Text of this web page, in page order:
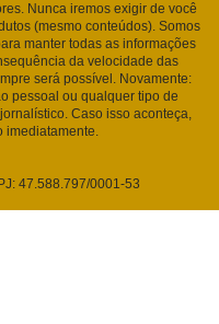
Nunca iremos exigir de você
(mesmo conteúdos). Somos
manter todas as informações
da velocidade das
será possível. Novamente:
pessoal ou qualquer tipo de
Caso isso aconteça,
imediatamente.
47.588.797/0001-53